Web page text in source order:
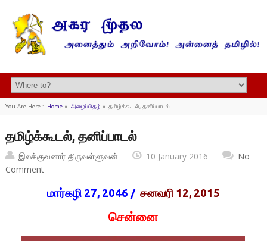
You Are Here : Home» அழைப்பிதழ் » தமிழ்க்கூடல், தனிப்பாடல்
தமிழ்க்கூடல், தனிப்பாடல்
இலக்குவனார் திருவள்ளுவன் 10 January 2016
No
Comment
மார்கழி 27, 2046 / சனவரி 12, 2015
சென்னை